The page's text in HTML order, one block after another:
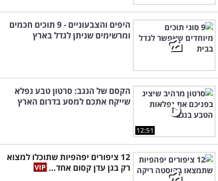
היפים והצבעוניים - 9 תוכים חכמים
ומרשימים שניתן לגדל בארץ
12:51
הקסם של הנגב: סרטון טבע נפלא
שייקח אתכם למסע בדרום הארץ
12 ציפורים יפהפיות שתוכלו למצוא
רק בגן עדן קסום אחד...